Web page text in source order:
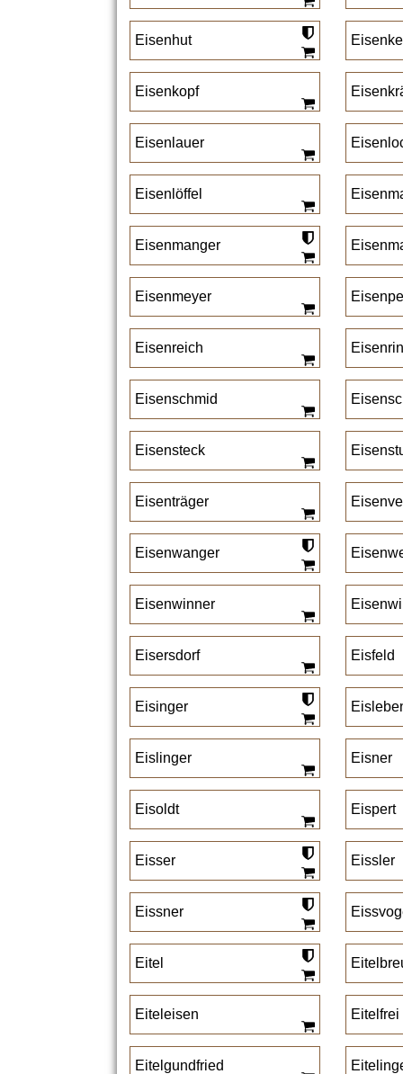
Eisenhut
Eisenkopf
Eisenlauer
Eisenlöffel
Eisenmanger
Eisenmeyer
Eisenreich
Eisenschmid
Eisensteck
Eisenträger
Eisenwanger
Eisenwinner
Eisersdorf Eisfeld
Eisinger
Eislinger Eisner
Eisoldt Eispert
Eisser Eissler
Eissner
Eitel
Eiteleisen Eitelfrei
Eitelgundfried